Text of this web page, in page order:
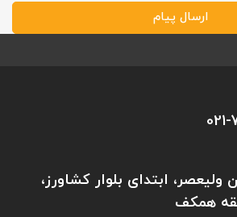
ارسال پیام
ولیعصر، ابتدای بلوار کشاورز،